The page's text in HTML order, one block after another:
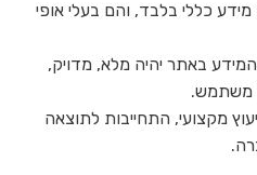
מידע כללי בלבד, והם בעלי אופי
המידע באתר יהיה מלא, מדויק,
משתמש.
מקצועי, התחייבות לתוצאה